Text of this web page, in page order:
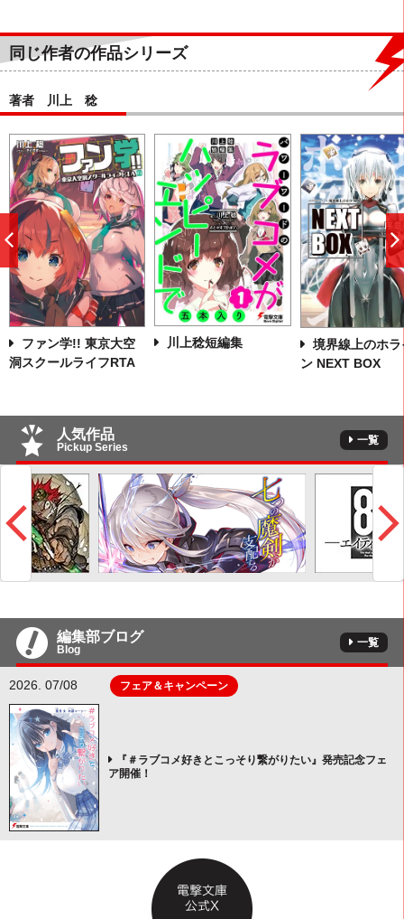
同じ作者の作品シリーズ
著者 川上 稔
ファン学!! 東京大空
洞スクールライフRTA
川上稔短編集
境界線上のホラ
ン NEXT BOX
前
へ
人気作品
Pickup Series
一覧
編集部ブログ
Blog
一覧
2026. 07/08 フェア＆キャンペーン
『＃ラブコメ好きとこっそり繋がりたい』発売記念フェ
ア開催！